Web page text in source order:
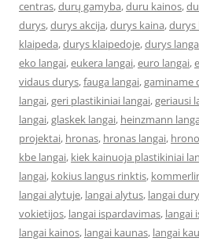
centras,durų gamyba,duru kainos,
durys,durys akcija,durys kaina,durys
klaipeda,durys klaipedoje,durys
eko langai,eukera langai,euro langai,
vidaus durys,fauga langai,gaminame
langai,geri plastikiniai langai,geriausi
langai,glaskek langai, heinzmann
projektai, hronas, hronas langai,
kbe langai, kiek kainuoja plastikiniai
langai, kokius langus rinktis,
langai alytuje, langai alytus, langai
vokietijos, langai ispardavimas, langai
langai kainos, langai kaunas, langai